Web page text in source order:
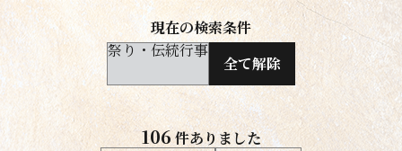
現在の検索条件
祭り・伝統行事
全て解除
106件ありました